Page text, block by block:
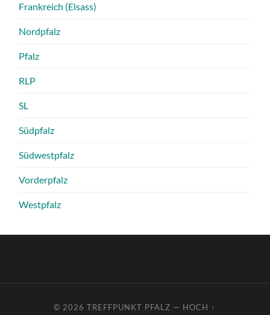
Frankreich (Elsass)
Nordpfalz
Pfalz
RLP
SL
Südpfalz
Südwestpfalz
Vorderpfalz
Westpfalz
© 2026TREFFPUNKT PFALZ — HOCH ↑